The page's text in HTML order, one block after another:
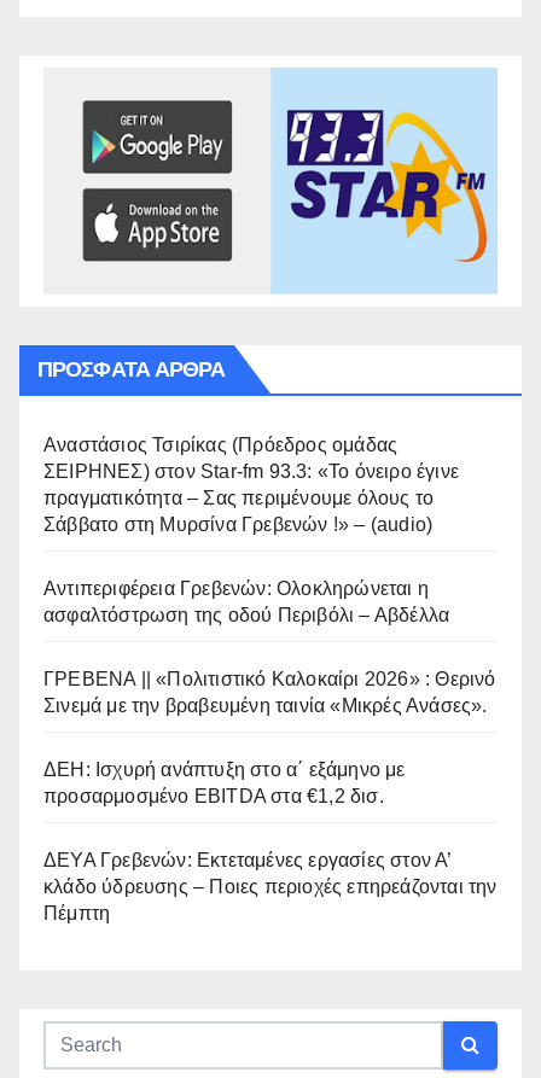
ΠΡΌΣΦΑΤΑ ΆΡΘΡΑ
Αναστάσιος Τσιρίκας (Πρόεδρος ομάδας
ΣΕΙΡΗΝΕΣ) στον Star-fm 93.3: «Το όνειρο έγινε
πραγματικότητα – Σας περιμένουμε όλους το
Σάββατο στη Μυρσίνα Γρεβενών !» – (audio)
Αντιπεριφέρεια Γρεβενών: Ολοκληρώνεται η
ασφαλτόστρωση της οδού Περιβόλι – Αβδέλλα
ΓΡΕΒΕΝΑ || «Πολιτιστικό Καλοκαίρι 2026» : Θερινό
Σινεμά με την βραβευμένη ταινία «Μικρές Ανάσες».
ΔΕΗ: Ισχυρή ανάπτυξη στο α΄ εξάμηνο με
προσαρμοσμένο EBITDA στα €1,2 δισ.
ΔΕΥΑ Γρεβενών: Εκτεταμένες εργασίες στον Α’
κλάδο ύδρευσης – Ποιες περιοχές επηρεάζονται την
Πέμπτη